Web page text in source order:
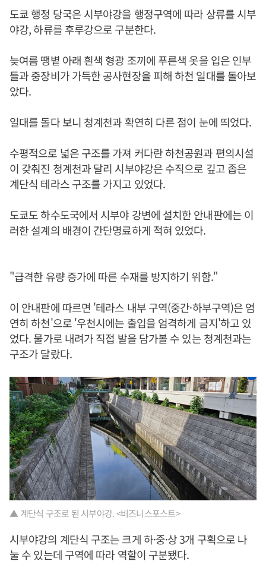
도쿄 행정 당국은 시부야강을 행정구역에 따라 상류를 시부
야강, 하류를 후루강으로 구분한다.
늦여름 땡볕 아래 흰색 형광 조끼에 푸른색 옷을 입은 인부
들과 중장비가 가득한 공사현장을 피해 하천 일대를 돌아보
았다.
일대를 돌다 보니 청계천과 확연히 다른 점이 눈에 띄었다.
수평적으로 넓은 구조를 가져 커다란 하천공원과 편의시설
이 갖춰진 청계천과 달리 시부야강은 수직으로 깊고 좁은
계단식 테라스 구조를 가지고 있었다.
도쿄도 하수도국에서 시부야 강변에 설치한 안내판에는 이
러한 설계의 배경이 간단명료하게 적혀 있었다.
"급격한 유량 증가에 따른 수재를 방지하기 위함."
이 안내판에 따르면 '테라스 내부 구역(중간·하부구역)은 엄
연히 하천'으로 '우천시에는 출입을 엄격하게 금지'하고 있
었다. 물가로 내려가 직접 발을 담가볼 수 있는 청계천과는
구조가 달랐다.
▲ 계단식 구조로 된 시부야강. <비즈니스포스트>
시부야강의 계단식 구조는 크게 하·중·상 3개 구획으로 나
눌 수 있는데 구역에 따라 역할이 구분됐다.